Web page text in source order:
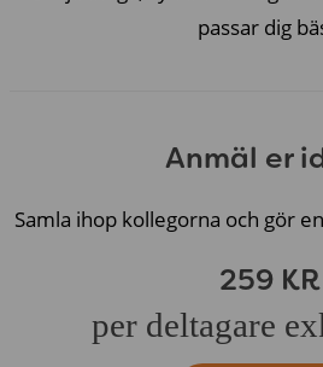
passar dig
Anmäl er
Samla ihop kollegorna och gör
259 KR
per deltagare